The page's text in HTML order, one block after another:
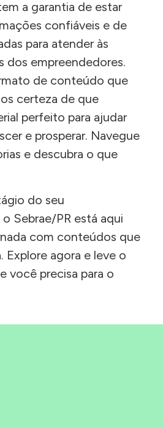
a garantia de estar
confiáveis e de
para atender às
dos empreendedores.
de conteúdo que
certeza de que
perfeito para ajudar
e prosperar. Navegue
e descubra o que
do seu
Sebrae/PR está aqui
com conteúdos que
Explore agora e leve o
você precisa para o